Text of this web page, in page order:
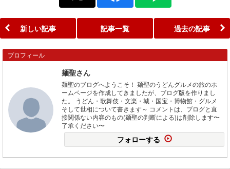
新しい記事 記事一覧 過去の記事
プロフィール
麺聖さん
麺聖のブログへようこそ！ 麺聖のうどんグルメの旅のホ
ームページを作成してきましたが、ブログ版を作りまし
た。 うどん・歌舞伎・文楽・城・国宝・博物館・グルメ
そして世相について書きます～ コメントは、ブログと直
接関係ない内容のもの(麺聖の判断による)は削除します〜
了承ください〜
フォローする